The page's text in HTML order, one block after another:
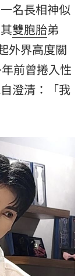
名長相神似
雙胞胎弟
外界高度關
前曾捲入性
澄清：「我